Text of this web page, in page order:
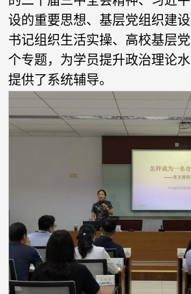
设的重要思想、基层党组织建
书记组织生活实操、高校基层
个专题，为学员提升政治理论
提供了系统辅导。